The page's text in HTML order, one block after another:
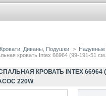
Диваны, Подушки >
Надувные
кровать Intex 66964 (99-191-51
КРОВАТЬ INTEX 66964
220W